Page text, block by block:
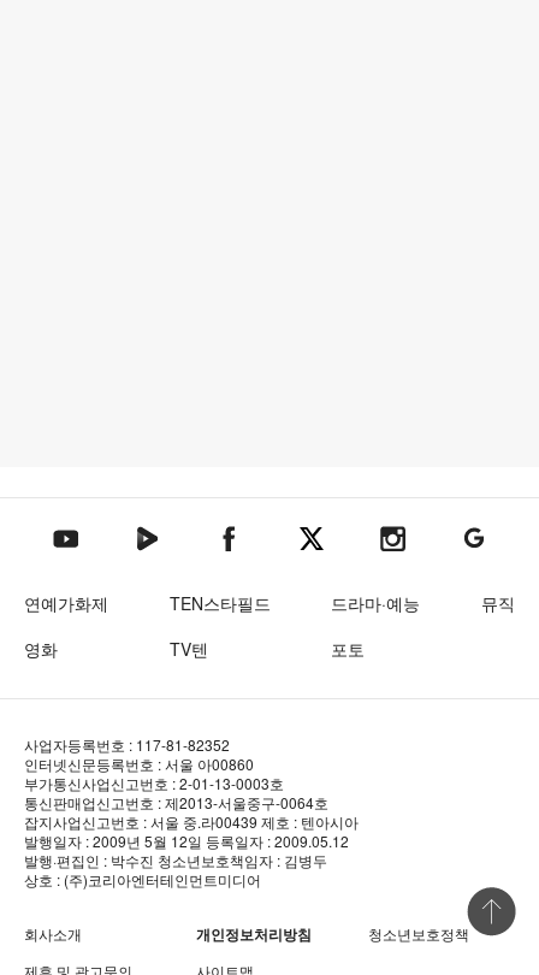
텐아시아 유튜브텐아시아 네이버TV텐아시아 페이스북텐아시아 엑스텐아시아 인스타그램
텐아시아
연예가화제 TEN스타필드 드라마·예능
뮤직
영화
TV텐 포토
사업자등록번호 : 117-81-82352
인터넷신문등록번호 : 서울 아00860
부가통신사업신고번호 : 2-01-13-0003호
통신판매업신고번호 : 제2013-서울중구-0064호
잡지사업신고번호 : 서울 중.라00439 제호 : 텐아시아
발행일자 : 2009년 5월 12일 등록일자 : 2009.05.12
발행·편집인 : 박수진 청소년보호책임자 : 김병두
상호 : (주)코리아엔터테인먼트미디어
회사소개 개인정보처리방침
청소년보호정책
상단 바로